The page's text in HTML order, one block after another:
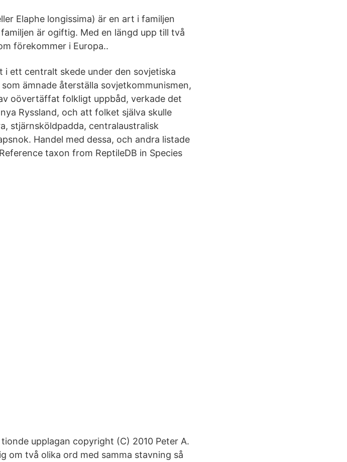
Elaphe longissima) är en art i familjen
är ogiftig. Med en längd upp till två
förekommer i Europa..
ett centralt skede under den sovjetiska
ämnade återställa sovjetkommunismen,
oövertäffat folkligt uppbåd, verkade det
Ryssland, och att folket själva skulle
stjärnsköldpadda, centralaustralisk
Handel med dessa, och andra listade
taxon from ReptileDB in Species
upplagan copyright (C) 2010 Peter A.
om två olika ord med samma stavning så